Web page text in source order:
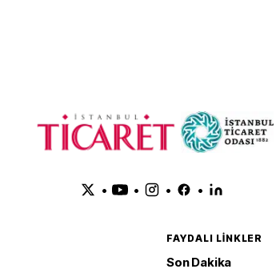
• • • •
FAYDALI LINKLER
Son Dakika